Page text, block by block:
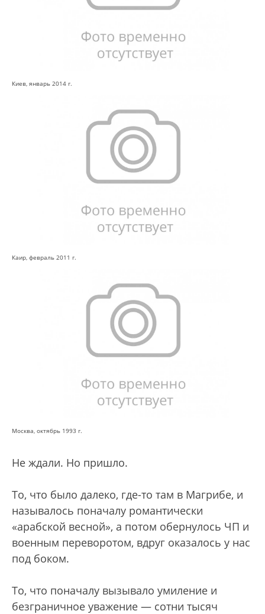
Киев, январь 2014 г.
Каир, февраль 2011 г.
Москва, октябрь 1993 г.
Не ждали. Но пришло.
То, что было далеко, где-то там в Магрибе, и
называлось поначалу романтически
«арабской весной», а потом обернулось ЧП и
военным переворотом, вдруг оказалось у нас
под боком.
То, что поначалу вызывало умиление и
безграничное уважение — сотни тысяч